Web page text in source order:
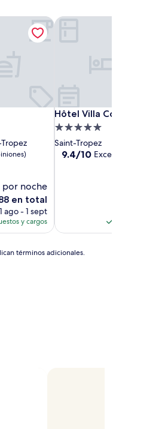
por noche
en total
ago - 1 sept
y cargos
Hôtel Villa Cosy
Hôtel Villa Cosy
Propiedad
de
5.0
Saint-Tropez
9.4
9.4/10 Excepcional
Hôtel Villa Cosy
términos adicionales.